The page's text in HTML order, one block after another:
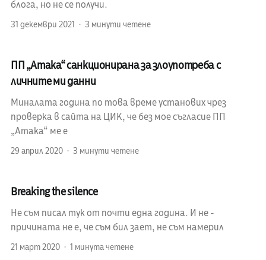
блога, но не се получи.
31 декември 2021 3 минути четене
ПП „Атака“ санкционирана за злоупотреба с
личните ми данни
Миналата година по това време установих чрез
проверка в сайта на ЦИК, че без мое съгласие ПП
„Атака“ ме е
29 април 2020 3 минути четене
Breaking the silence
Не съм писал тук от почти една година. И не -
причината не е, че съм бил зает, не съм намерил
21 март 2020 1 минута четене